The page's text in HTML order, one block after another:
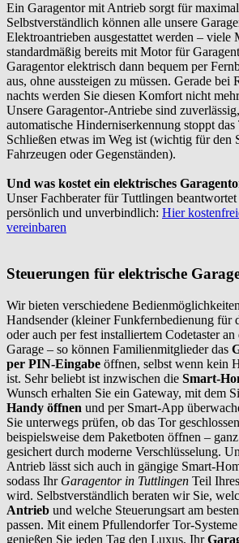
Ein Garagentor mit Antrieb sorgt für
Selbstverständlich können alle unsere
Elektroantrieben ausgestattet werden –
standardmäßig bereits mit Motor für
Garagentor elektrisch dann bequem per
aus, ohne aussteigen zu müssen. Gerade bei
nachts werden Sie diesen Komfort nicht
Unsere Garagentor-Antriebe sind
automatische Hinderniserkennung stoppt
Schließen etwas im Weg ist (wichtig für den
Fahrzeugen oder Gegenständen).
Und was kostet ein elektrisches
Unser Fachberater für Tuttlingen beantwortet
persönlich und unverbindlich: Hier
vereinbaren
Steuerungen für elektrische
Wir bieten verschiedene
Handsender (kleiner Funkfernbedienung für
oder auch per fest installiertem Codetaster
Garage – so können Familienmitglieder das
per PIN-Eingabe öffnen, selbst wenn kein
ist. Sehr beliebt ist inzwischen die Smart-
Wunsch erhalten Sie ein Gateway, mit dem
Handy öffnen und per Smart-App
Sie unterwegs prüfen, ob das Tor
beispielsweise dem Paketboten öffnen –
gesichert durch moderne Verschlüsselung.
Antrieb lässt sich auch in gängige Smart-
sodass Ihr Garagentor in Tuttlingen Teil
wird. Selbstverständlich beraten wir Sie,
Antrieb und welche Steuerungsart am
passen. Mit einem Pfullendorfer Tor-
genießen Sie jeden Tag den Luxus, Ihr